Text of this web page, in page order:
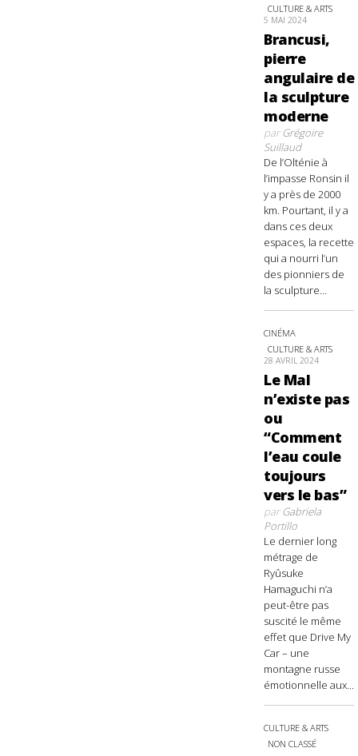
CULTURE & ARTS
5 MAI 2024
Brancusi,
pierre
angulaire de
la sculpture
moderne
parGrégoire
Suillaud
De l’Olténie à
l’impasse Ronsin il
y a près de 2000
km. Pourtant, il y a
dans ces deux
espaces, la recette
qui a nourri l’un
des pionniers de
la sculpture...
CINÉMA
CULTURE & ARTS
28 AVRIL 2024
Le Mal
n’existe pas
ou
“Comment
l’eau coule
toujours
vers le bas”
parGabriela
Portillo
Le dernier long
métrage de
Ryûsuke
Hamaguchi n’a
peut-être pas
suscité le même
effet que Drive My
Car – une
montagne russe
émotionnelle aux...
CULTURE & ARTS
NON CLASSÉ